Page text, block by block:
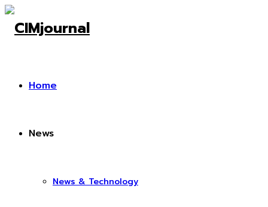
Home
News
News & Technology